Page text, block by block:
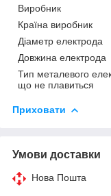
Виробник
Країна виробник
Діаметр електрода
Довжина електрода
Тип металевого
що не плавиться
Приховати
Умови доставки
Нова Пошта